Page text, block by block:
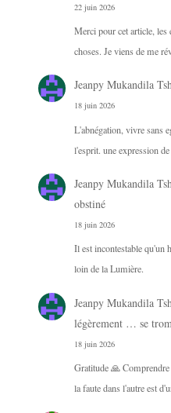
22 juin 2026
Merci pour cet article, les
choses. Je viens de me
Jeanpy Mukandila
18 juin 2026
L'abnégation, vivre sans
l'esprit. une expression
Jeanpy Mukandila
obstiné
18 juin 2026
Il est incontestable qu'un
loin de la Lumière.
Jeanpy Mukandila
légèrement … se
18 juin 2026
Gratitude 🙏 Comprendre
la faute dans l'autre est